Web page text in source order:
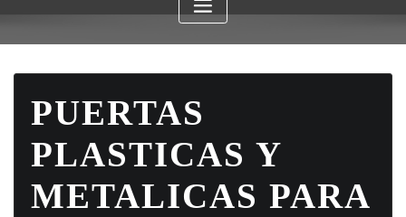
PUERTAS
PLASTICAS Y
METALICAS PARA